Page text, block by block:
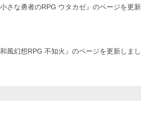
さな勇者のRPG ウタカゼ』のページを更新
風幻想RPG 不知火』のページを更新しまし